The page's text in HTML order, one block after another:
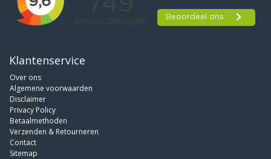
Klantenservice
Over ons
Algemene voorwaarden
Disclaimer
Privacy Policy
Betaalmethoden
Verzenden & Retourneren
Contact
Sitemap